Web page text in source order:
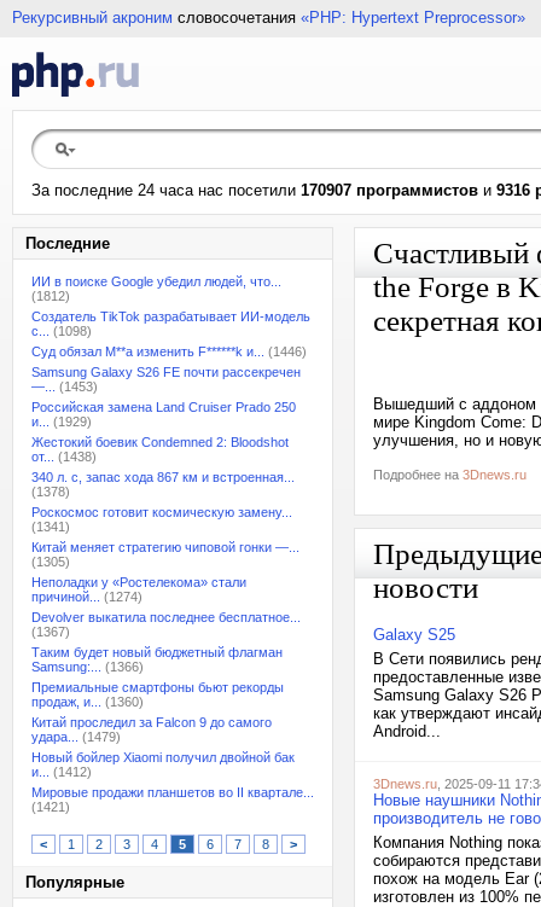
Рекурсивный акроним словосочетания «PHP: Hypertext Preprocessor»
За последние 24 часа нас посетили 170907 программистов и 9316
Последние
ИИ в поиске Google убедил людей, что...
(1812)
Создатель TikTok разрабатывает ИИ-модель
с...
(1098)
Суд обязал M**a изменить F******k и...
(1446)
Samsung Galaxy S26 FE почти рассекречен
—...
(1453)
Российская замена Land Cruiser Prado 250
и...
(1929)
Жестокий боевик Condemned 2: Bloodshot
от...
(1438)
340 л. с, запас хода 867 км и встроенная...
(1378)
Роскосмос готовит космическую замену...
(1341)
Китай меняет стратегию чиповой гонки —...
(1305)
Неполадки у «Ростелекома» стали
причиной...
(1274)
Devolver выкатила последнее бесплатное...
(1367)
Таким будет новый бюджетный флагман
Samsung:...
(1366)
Премиальные смартфоны бьют рекорды
продаж, и...
(1360)
Китай проследил за Falcon 9 до самого
удара...
(1479)
Новый бойлер Xiaomi получил двойной бак
и...
(1412)
Мировые продажи планшетов во II квартале...
(1421)
< 1 2 3 4 5 6 7 8 >
Популярные
Счастливый
the Forge в
секретная
Вышедший с аддоном
мире Kingdom Come:
улучшения, но и
Подробнее на 3Dnews.ru
новости
Galaxy S25
В Сети появились
предоставленные
Samsung Galaxy S26
как утверждают
Android...
3Dnews.ru , 2025-09-11
Новые наушники
производитель не
Компания Nothing
собираются
похож на модель Ear
изготовлен из 100%